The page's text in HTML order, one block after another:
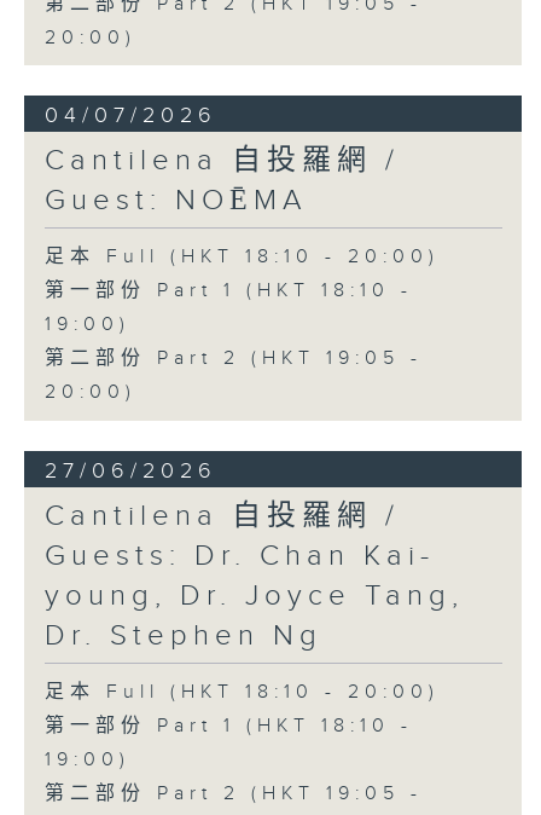
20:00)
04/07/2026
Cantilena 自投羅網 /
Guest: NOĒMA
足本 Full (HKT 18:10 - 20:00)
第一部份 Part 1 (HKT 18:10 -
19:00)
第二部份 Part 2 (HKT 19:05 -
20:00)
27/06/2026
Cantilena 自投羅網 /
Guests: Dr. Chan Kai-
young, Dr. Joyce Tang,
Dr. Stephen Ng
足本 Full (HKT 18:10 - 20:00)
第一部份 Part 1 (HKT 18:10 -
19:00)
第二部份 Part 2 (HKT 19:05 -